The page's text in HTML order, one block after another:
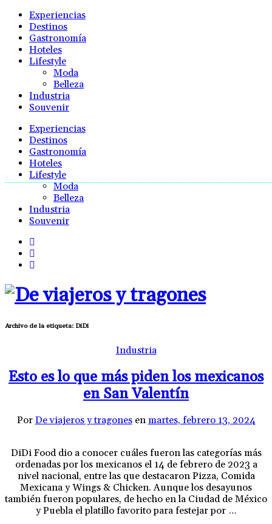
Experiencias
Destinos
Gastronomía
Hoteles
Lifestyle
Moda
Belleza
Industria
Souvenir
Experiencias
Destinos
Gastronomía
Hoteles
Lifestyle
Moda
Belleza
Industria
Souvenir
Archivo de la etiqueta: DiDi
Industria
Esto es lo que más piden los mexicanos
en San Valentín
Por De viajeros y tragones en martes, febrero 13, 2024
DiDi Food dio a conocer cuáles fueron las categorías más
ordenadas por los mexicanos el 14 de febrero de 2023 a
nivel nacional, entre las que destacaron Pizza, Comida
Mexicana y Wings & Chicken. Aunque los desayunos
también fueron populares, de hecho en la Ciudad de México
y Puebla el platillo favorito para festejar por …